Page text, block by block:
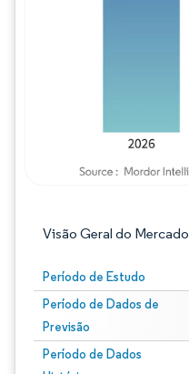
Visão Geral do Mercado
Período de Estudo
Período de Dados de
Previsão
Período de Dados